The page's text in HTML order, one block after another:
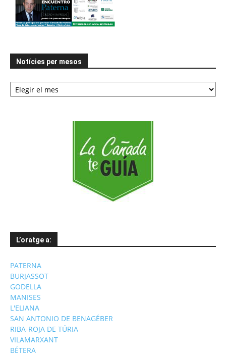
Notícies per mesos
Notícies
per
L’oratge a:
PATERNA
BURJASSOT
GODELLA
MANISES
L'ELIANA
SAN ANTONIO DE BENAGÉBER
RIBA-ROJA DE TÚRIA
VILAMARXANT
BÉTERA